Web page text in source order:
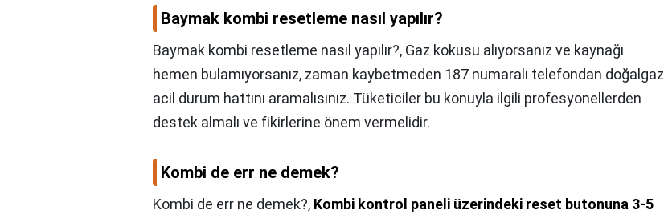
Baymak kombi resetleme nasıl yapılır?
Baymak kombi resetleme nasıl yapılır?, Gaz kokusu alıyorsanız ve kaynağı
hemen bulamıyorsanız, zaman kaybetmeden 187 numaralı telefondan doğalgaz
acil durum hattını aramalısınız. Tüketiciler bu konuyla ilgili profesyonellerden
destek almalı ve fikirlerine önem vermelidir.
Kombi de err ne demek?
Kombi de err ne demek?, Kombi kontrol paneli üzerindeki reset butonuna 3-5